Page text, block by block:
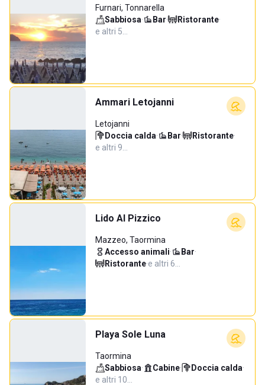
Furnari, Tonnarella
Sabbiosa· Bar· Ristorante·
e altri 5…
Ammari Letojanni
Letojanni
Doccia calda· Bar· Ristorante·
e altri 9…
Lido Al Pizzico
Mazzeo, Taormina
Accesso animali· Bar·
Ristorante·e altri 6…
Playa Sole Luna
Taormina
Sabbiosa· Cabine· Doccia calda·
e altri 10…